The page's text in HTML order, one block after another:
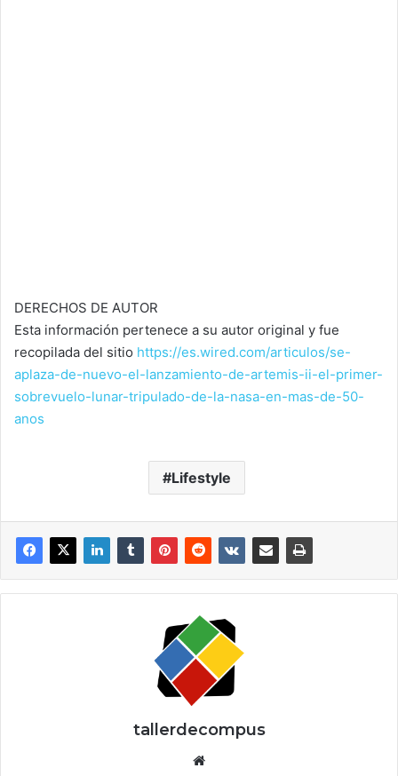
DERECHOS DE AUTOR
Esta información pertenece a su autor original y fue
recopilada del sitio https://es.wired.com/articulos/se-
aplaza-de-nuevo-el-lanzamiento-de-artemis-ii-el-primer-
sobrevuelo-lunar-tripulado-de-la-nasa-en-mas-de-50-
anos
Lifestyle
tallerdecompus